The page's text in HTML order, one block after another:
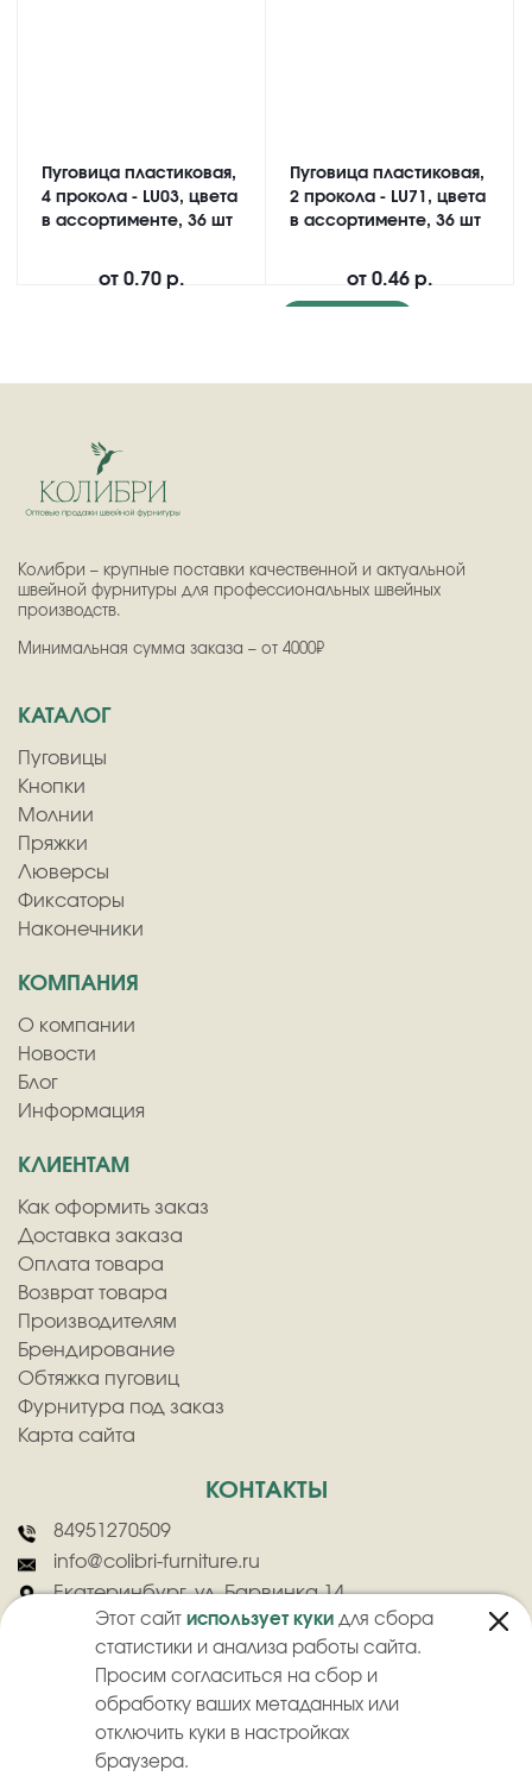
Этот сайт использует куки для сбора
статистики и анализа работы сайта.
Просим согласиться на сбор и
обработку ваших метаданных или
отключить куки в настройках
браузера.
Пуговица пластиковая,
4 прокола - LU03, цвета
в ассортименте, 36 шт
от 0.70 р.
Пуговица пластиковая,
2 прокола - LU71, цвета
в ассортименте, 36 шт
от 0.46 р.
Колибри – крупные поставки качественной и актуальной
швейной фурнитуры для профессиональных швейных
производств.
Минимальная сумма заказа – от 4000₽
КАТАЛОГ
Пуговицы
Кнопки
Молнии
Пряжки
Люверсы
Фиксаторы
Наконечники
КОМПАНИЯ
О компании
Новости
Блог
Информация
КЛИЕНТАМ
Как оформить заказ
Доставка заказа
Оплата товара
Возврат товара
Производителям
Брендирование
Обтяжка пуговиц
Фурнитура под заказ
Карта сайта
КОНТАКТЫ
84951270509
info@colibri-furniture.ru
Екатеринбург, ул. Барвинка 14
ООО "Колибри" - Оптовая продажа швейной фурнитуры
Политика конфиденциальности